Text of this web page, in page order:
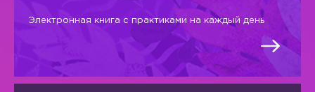
Электронная книга с практиками на каждый день